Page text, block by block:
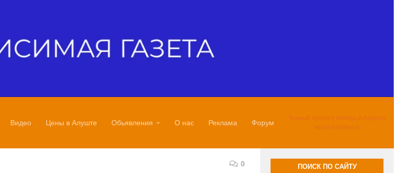
Видео Цены в Алуште Обьявления О нас Реклама Форум
Точный прогноз погоды в Алуште
world-weather.ru
0 ПОИСК ПО САЙТУ